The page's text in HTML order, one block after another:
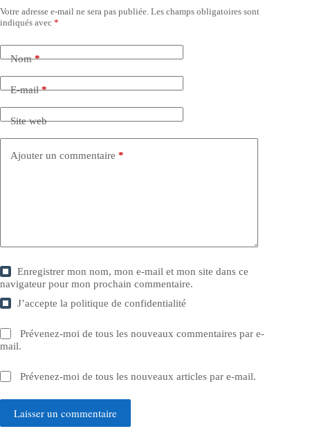
Votre adresse e-mail ne sera pas publiée. Les champs obligatoires sont
indiqués avec *
Nom*
E-mail*
Site web
Ajouter un commentaire *
Enregistrer mon nom, mon e-mail et mon site dans ce
navigateur pour mon prochain commentaire.
J’accepte lapolitique de confidentialité
Prévenez-moi de tous les nouveaux commentaires par e-
mail.
Prévenez-moi de tous les nouveaux articles par e-mail.
Laisser un commentaire